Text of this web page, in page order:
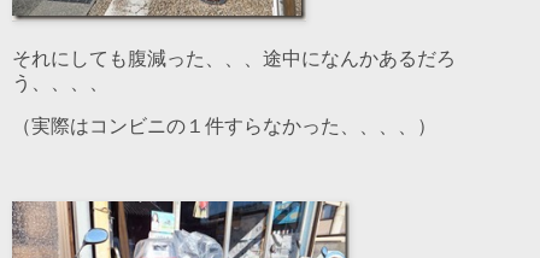
それにしても腹減った、、、途中になんかあるだろ
う、、、、
（実際はコンビニの１件すらなかった、、、、）